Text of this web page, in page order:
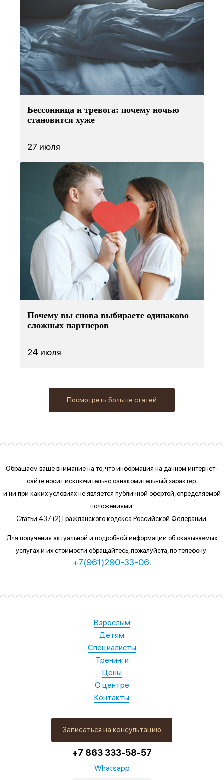
Бессонница и тревога: почему ночью
становится хуже
27 июля
Почему вы снова выбираете одинаково
сложных партнеров
24 июля
Посмотреть больше статей
Обращаем ваше внимание на то, что информация на данном интернет-
сайтеносит исключительно ознакомительный характер
и ни при каких условияхне является публичной офертой, определяемой
положениями
Статьи 437 (2) Гражданского кодекса Российской Федерации.
Для получения актуальной и подробной информации об оказываемых
услугах и их стоимости обращайтесь, пожалуйста, по телефону:
+7(961)290-33-06.
Записаться на консультацию
+7 863 333-58-57
Whatsapp
Взрослым
Детям
Специалисты
Тренинги
Цены
О центре
Контакты